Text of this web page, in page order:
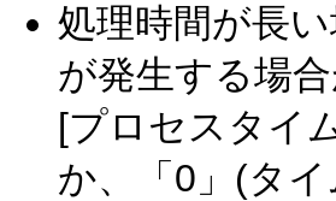
処理時間が長
が発生する場
[プロセスタイ
か、「0」(タ